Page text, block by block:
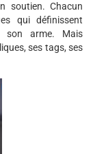
soutien. Chacun
qui définissent
son arme. Mais
ses tags, ses